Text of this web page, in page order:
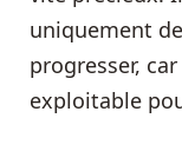
uniquement
progresser,
exploitable